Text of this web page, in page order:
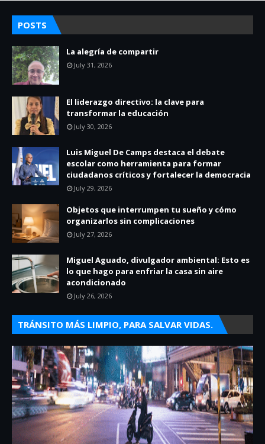
POSTS
La alegría de compartir
July 31, 2026
El liderazgo directivo: la clave para
transformar la educación
July 30, 2026
Luis Miguel De Camps destaca el debate
escolar como herramienta para formar
ciudadanos críticos y fortalecer la democracia
July 29, 2026
Objetos que interrumpen tu sueño y cómo
organizarlos sin complicaciones
July 27, 2026
Miguel Aguado, divulgador ambiental: Esto es
lo que hago para enfriar la casa sin aire
acondicionado
July 26, 2026
TRÁNSITO MÁS LIMPIO, PARA SALVAR VIDAS.